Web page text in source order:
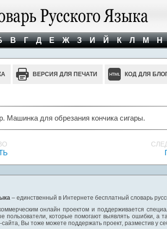
В Г Д Е Ж З И Й К Л М Н
ВЕРСИЯ ДЛЯ ПЕЧАТИ КОД ДЛЯ
Машинка для обрезания кончика сигары.
– единственный в Интернете бесплатный словарь
онлайн проектом и поддерживается
пользователи, которые помогают выявлять ошибки,
Вы тоже можете поддержать проект, разместив у